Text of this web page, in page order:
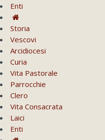
Enti
Storia
Vescovi
Arcidiocesi
Curia
Vita Pastorale
Parrocchie
Clero
Vita Consacrata
Laici
Enti